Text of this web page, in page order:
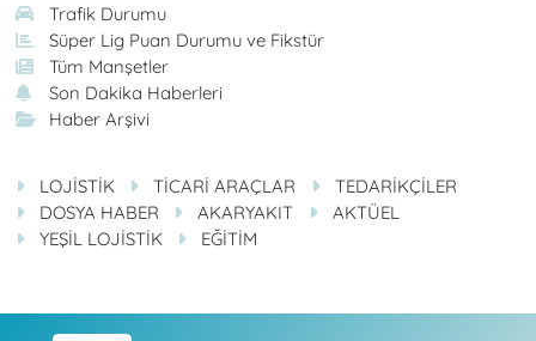
Trafik Durumu
Süper Lig Puan Durumu ve Fikstür
Tüm Manşetler
Son Dakika Haberleri
Haber Arşivi
LOJİSTİK TİCARİ ARAÇLAR
TEDARİKÇİLER
DOSYA HABER
AKARYAKIT
AKTÜEL
YEŞİL LOJİSTİK
EĞİTİM